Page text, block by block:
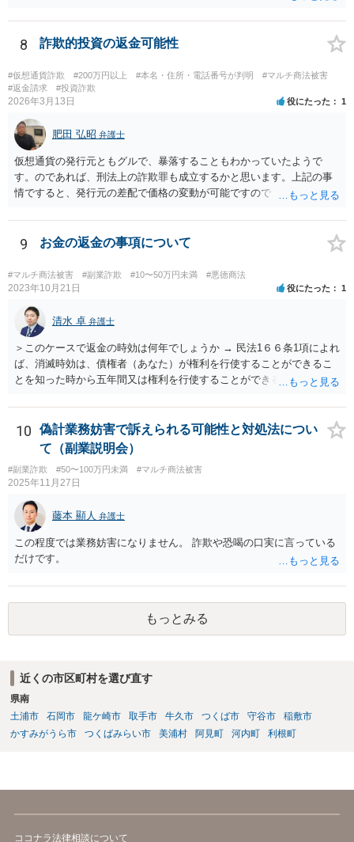
8 詐欺的投資の返金可能性
#仮想通貨詐欺 #200万円以上 #本名・住所・電話番号が判明
#マルチ商法被害
#返金請求
#投資詐欺
2026年3月13日 役にたった 1
肥田 弘昭 弁護士
仮想通貨の発行元ともグルで、暴落することもわかっていたようで
す。のであれば、刑法上の詐欺罪も成立するかと思います。上記の事
情ですると、発行元の差配で価格の変動が可能ですので「投資」では
行為については、不法行為に基づく損害賠償、不当利得返還請求など
が考えられます。知人やファンドリーダーを共同不法行為者として、
9 お金の返金の事項について
#マルチ商法被害 #副業詐欺 #10〜50万円未満 #悪徳商法
2023年10月21日 役にたった 1
清水 卓 弁護士
＞このケースで返金の時効は何年でしょうか → 民法1６６条1項によれ
ば、消滅時効は、債権者（あなた）が権利を行使することができるこ
とを知った時から五年間又は権利を行使することができる時から十年
ときは、時効は更新しされ、その時から新たに進行を開始します。
「電話の音声録音やLINEで相手がお金を返金する内容の文書は残って
います。」とのことですが、これらが権利の承認にあたる可能性もあ
ります。 ＞こんな状態でも返金要求してもいいのでしょうか。 → 相
手方が４５万円をこのまま利得できる法的根拠はないように思われま
す。考えられる回収手段としては、支払督促、少額訴訟、民事調停、
民事訴訟等があります。各手続きにはそれぞれの特徴があるので、一
度、お住まいの地域等の弁護士に相談する等して、ご事案にあった方
法を検討なさってみてはいかがでしょうか。 【参考】お金を払っても
らえない」とお困りの方へ（政府広報オンライン） https://www.gov-o
10
偽計業務妨害で訴えられる可能性と対処法につい
て（副業説明会）
#副業詐欺 #50〜100万円未満 #マルチ商法被害
2025年11月27日
藤本 顯人 弁護士
この程度では業務妨害になりません。 詐欺や恐喝の口実に言っている
だけです。
もっとみる
近くの市区町村を選び直す
県南
土浦市
石岡市 龍ケ崎市 取手市 牛久市 つくば市 守谷市
稲敷市
かすみがうら市
つくばみらい市 美浦村 阿見町 河内町 利根町
ココナラ法律相談について